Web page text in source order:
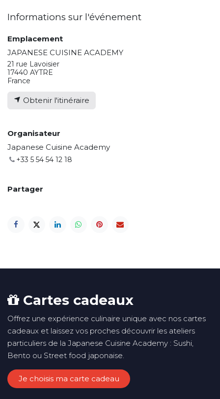
Informations sur l'événement
Emplacement
JAPANESE CUISINE ACADEMY
21 rue Lavoisier
17440 AYTRE
France
Obtenir l'itinéraire
Organisateur
Japanese Cuisine Academy
+33 5 54 54 12 18
Partager
Cartes cadeaux
Offrez une expérience culinaire unique avec nos cartes
cadeaux et laissez vos proches découvrir les ateliers
particuliers de la Japanese Cuisine Academy : Sushi,
Bento ou Street food japonaise.
Je choisis ma carte cadeau